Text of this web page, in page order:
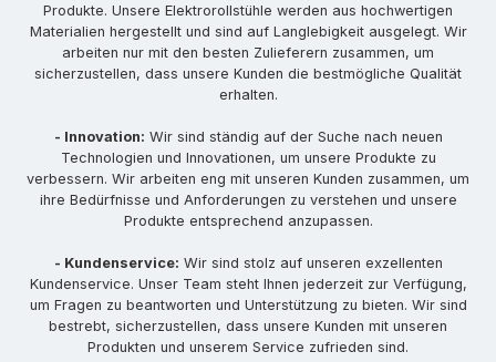
Produkte. Unsere Elektrorollstühle werden aus hochwertigen
Materialien hergestellt und sind auf Langlebigkeit ausgelegt. Wir
arbeiten nur mit den besten Zulieferern zusammen, um
sicherzustellen, dass unsere Kunden die bestmögliche Qualität
erhalten.
- Innovation: Wir sind ständig auf der Suche nach neuen
Technologien und Innovationen, um unsere Produkte zu
verbessern. Wir arbeiten eng mit unseren Kunden zusammen, um
ihre Bedürfnisse und Anforderungen zu verstehen und unsere
Produkte entsprechend anzupassen.
- Kundenservice: Wir sind stolz auf unseren exzellenten
Kundenservice. Unser Team steht Ihnen jederzeit zur Verfügung,
um Fragen zu beantworten und Unterstützung zu bieten. Wir sind
bestrebt, sicherzustellen, dass unsere Kunden mit unseren
Produkten und unserem Service zufrieden sind.